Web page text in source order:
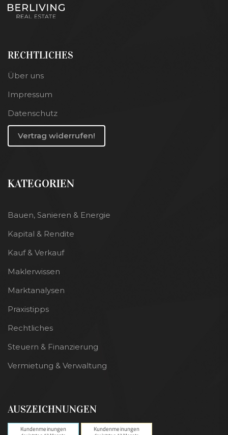
RECHTLICHES
Über uns
Impressum
Datenschutz
Vertrag widerrufen!
KATEGORIEN
Bauen, Sanieren & Energie
Kapital & Rendite
Kauf & Verkauf
Maklerwissen
Marktanalysen
Praxistipps
Rechtliches
Steuern & Finanzierung
Vermietung & Verwaltung
AUSZEICHNUNGEN